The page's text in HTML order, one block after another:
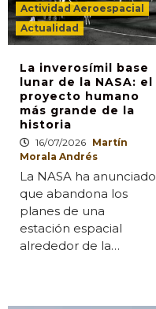
Actividad Aeroespacial
Actualidad
La inverosímil base
lunar de la NASA: el
proyecto humano
más grande de la
historia
16/07/2026 Martín
Morala Andrés
La NASA ha anunciado
que abandona los
planes de una
estación espacial
alrededor de la…